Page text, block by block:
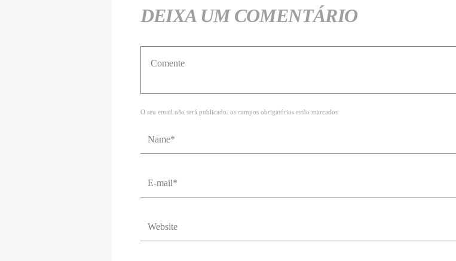
DEIXA UM COMENTÁRIO
O seu email não será publicado. os campos obrigatórios estão marcados.